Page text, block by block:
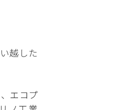
越した
エコプ